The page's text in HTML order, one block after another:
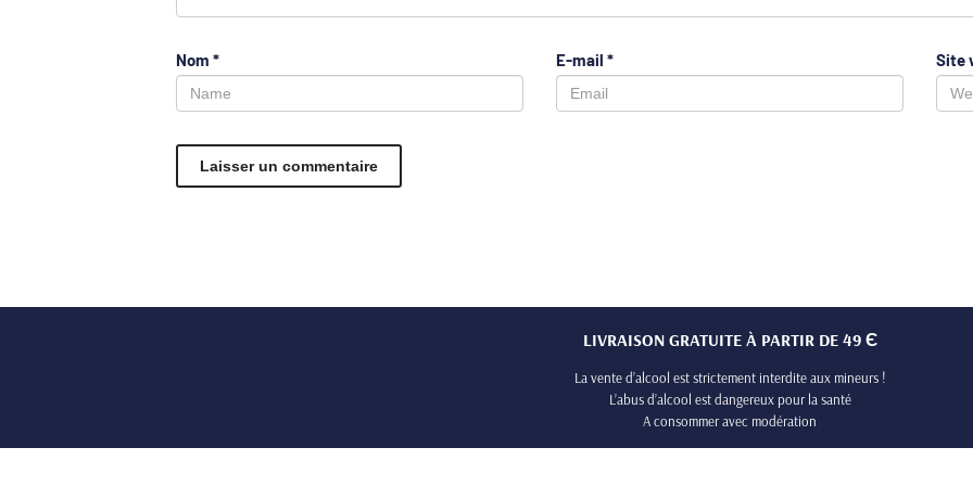
Nom * E-mail * Site
LIVRAISON GRATUITE À PARTIR DE 49 Є
La vente d’alcool est strictement interdite aux mineurs !
L’abus d’alcool est dangereux pour la santé
A consommer avec modération